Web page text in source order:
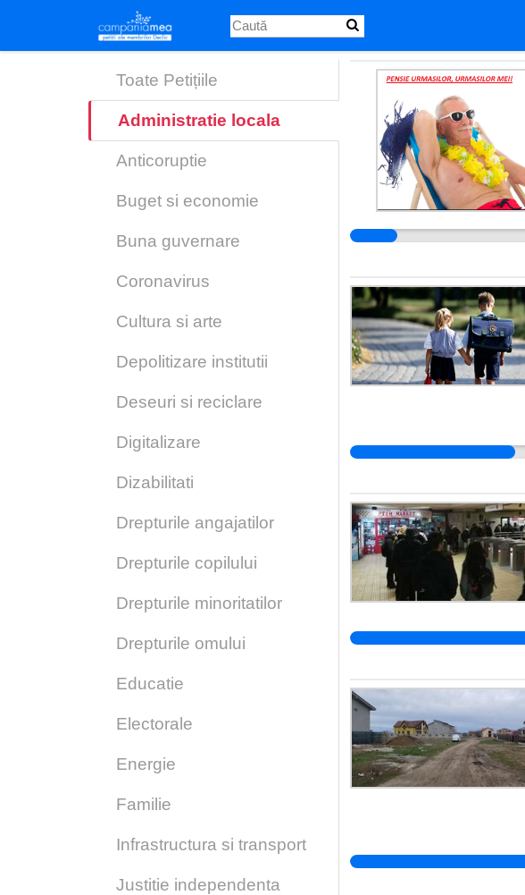
main
Toate Petițiile
Administratie locala
Anticoruptie
Buget si economie
Buna guvernare
Coronavirus
Cultura si arte
Depolitizare institutii
Deseuri si reciclare
Digitalizare
Dizabilitati
Drepturile angajatilor
Drepturile copilului
Drepturile minoritatilor
Drepturile omului
Educatie
Electorale
Energie
Familie
Infrastructura si transport
Justitie independenta